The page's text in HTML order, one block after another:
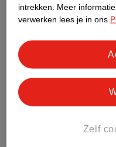
Keelpijn bij je kind
voldoende? Dan kun je
zelfzorgmiddel te geven.
keelpastillesofkeelspray.
ook bij keelpijn. Check
welke leeftijd je het middel
intrekken.
Meer
verwerken lees je in ons
Zelf